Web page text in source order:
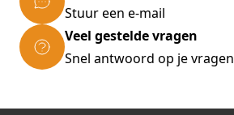
Stuur een e-mail
Veel gestelde vragen
Snel antwoord op je vragen